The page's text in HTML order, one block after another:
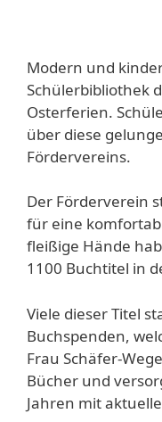
Modern und
Schülerbibliothek
Osterferien.
über diese
Fördervereins.
Der Förderverein
für eine
fleißige Hände
1100 Buchtitel in
Viele dieser Titel
Buchspenden,
Frau Schäfer-
Bücher und
Jahren mit